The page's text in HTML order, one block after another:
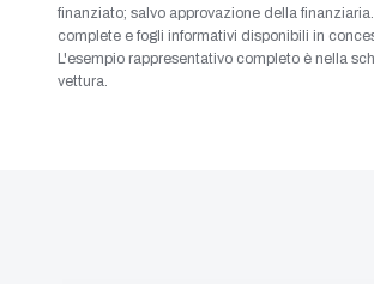
finanziato; salvo approvazione della
complete e fogli informativi disponibili in
L'esempio rappresentativo completo è nella
vettura.